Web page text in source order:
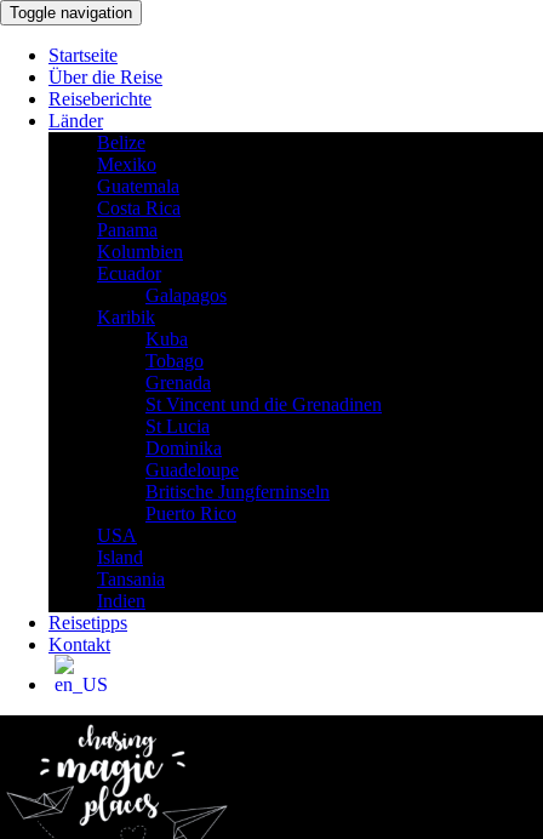
Toggle navigation
Startseite
Über die Reise
Reiseberichte
Länder
Belize
Mexiko
Guatemala
Costa Rica
Panama
Kolumbien
Ecuador
Galapagos
Karibik
Kuba
Tobago
Grenada
St Vincent und die Grenadinen
St Lucia
Dominika
Guadeloupe
Britische Jungferninseln
Puerto Rico
USA
Island
Tansania
Indien
Reisetipps
Kontakt